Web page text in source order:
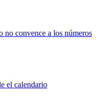
no convence a los números
el calendario